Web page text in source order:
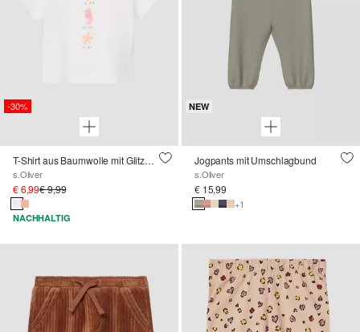
-30%
T-Shirt aus Baumwolle mit Glitzerprint
s.Oliver
€ 6,99€ 9,99
NACHHALTIG
NEW
Jogpants mit Umschlagbund
s.Oliver
€ 15,99
+1